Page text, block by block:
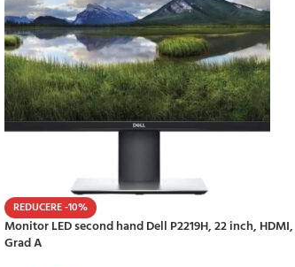
REDUCERE -10%
Monitor LED second hand Dell P2219H, 22 inch, HDMI,
Grad A